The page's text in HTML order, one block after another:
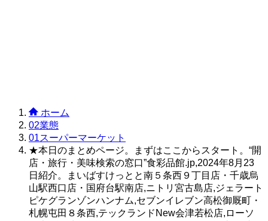
ホーム
02業態
01スーパーマーケット
★本日のまとめページ。まずはここからスタート。“開
店・旅行・美味検索の窓口”食彩品館.jp,2024年8月23
日紹介。まいばすけっとと南５条西９丁目店・千歳烏
山駅西口店・国府台駅南店,ニトリ宮古島店,ジェラート
ピケグランゾンハンナム,セブンイレブン高松御厩町・
札幌屯田８条西,テックランドNew会津若松店,ローソ